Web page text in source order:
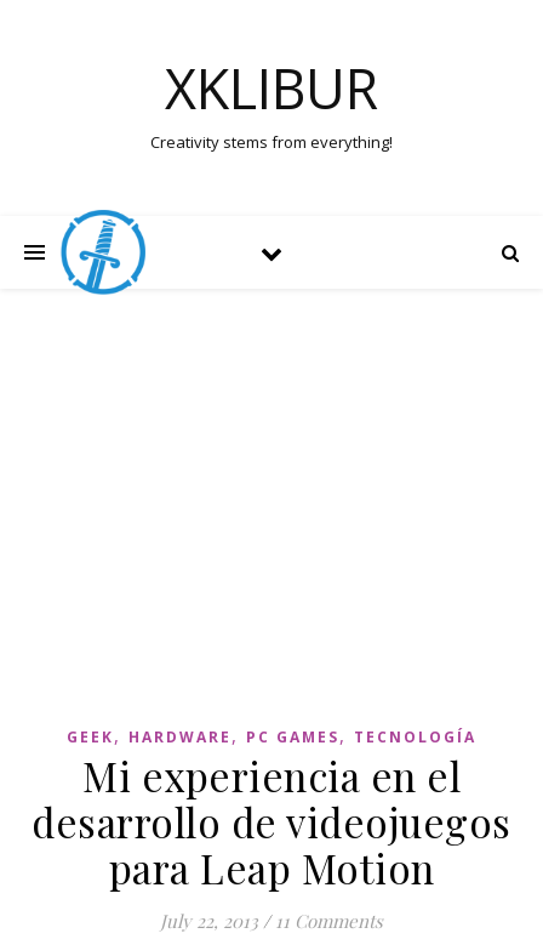
XKLIBUR
Creativity stems from everything!
GEEK, HARDWARE , PC GAMES, TECNOLOGÍA
Mi experiencia en el
desarrollo de videojuegos
para Leap Motion
July 22, 2013 / 11 Comments